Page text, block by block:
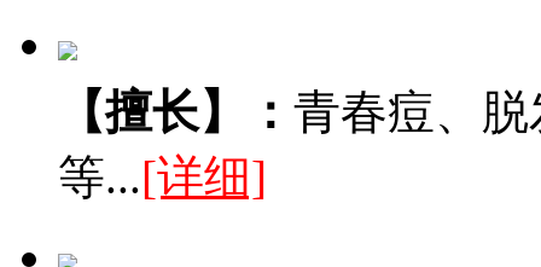
【擅长】： 青春痘、
等...[详细]